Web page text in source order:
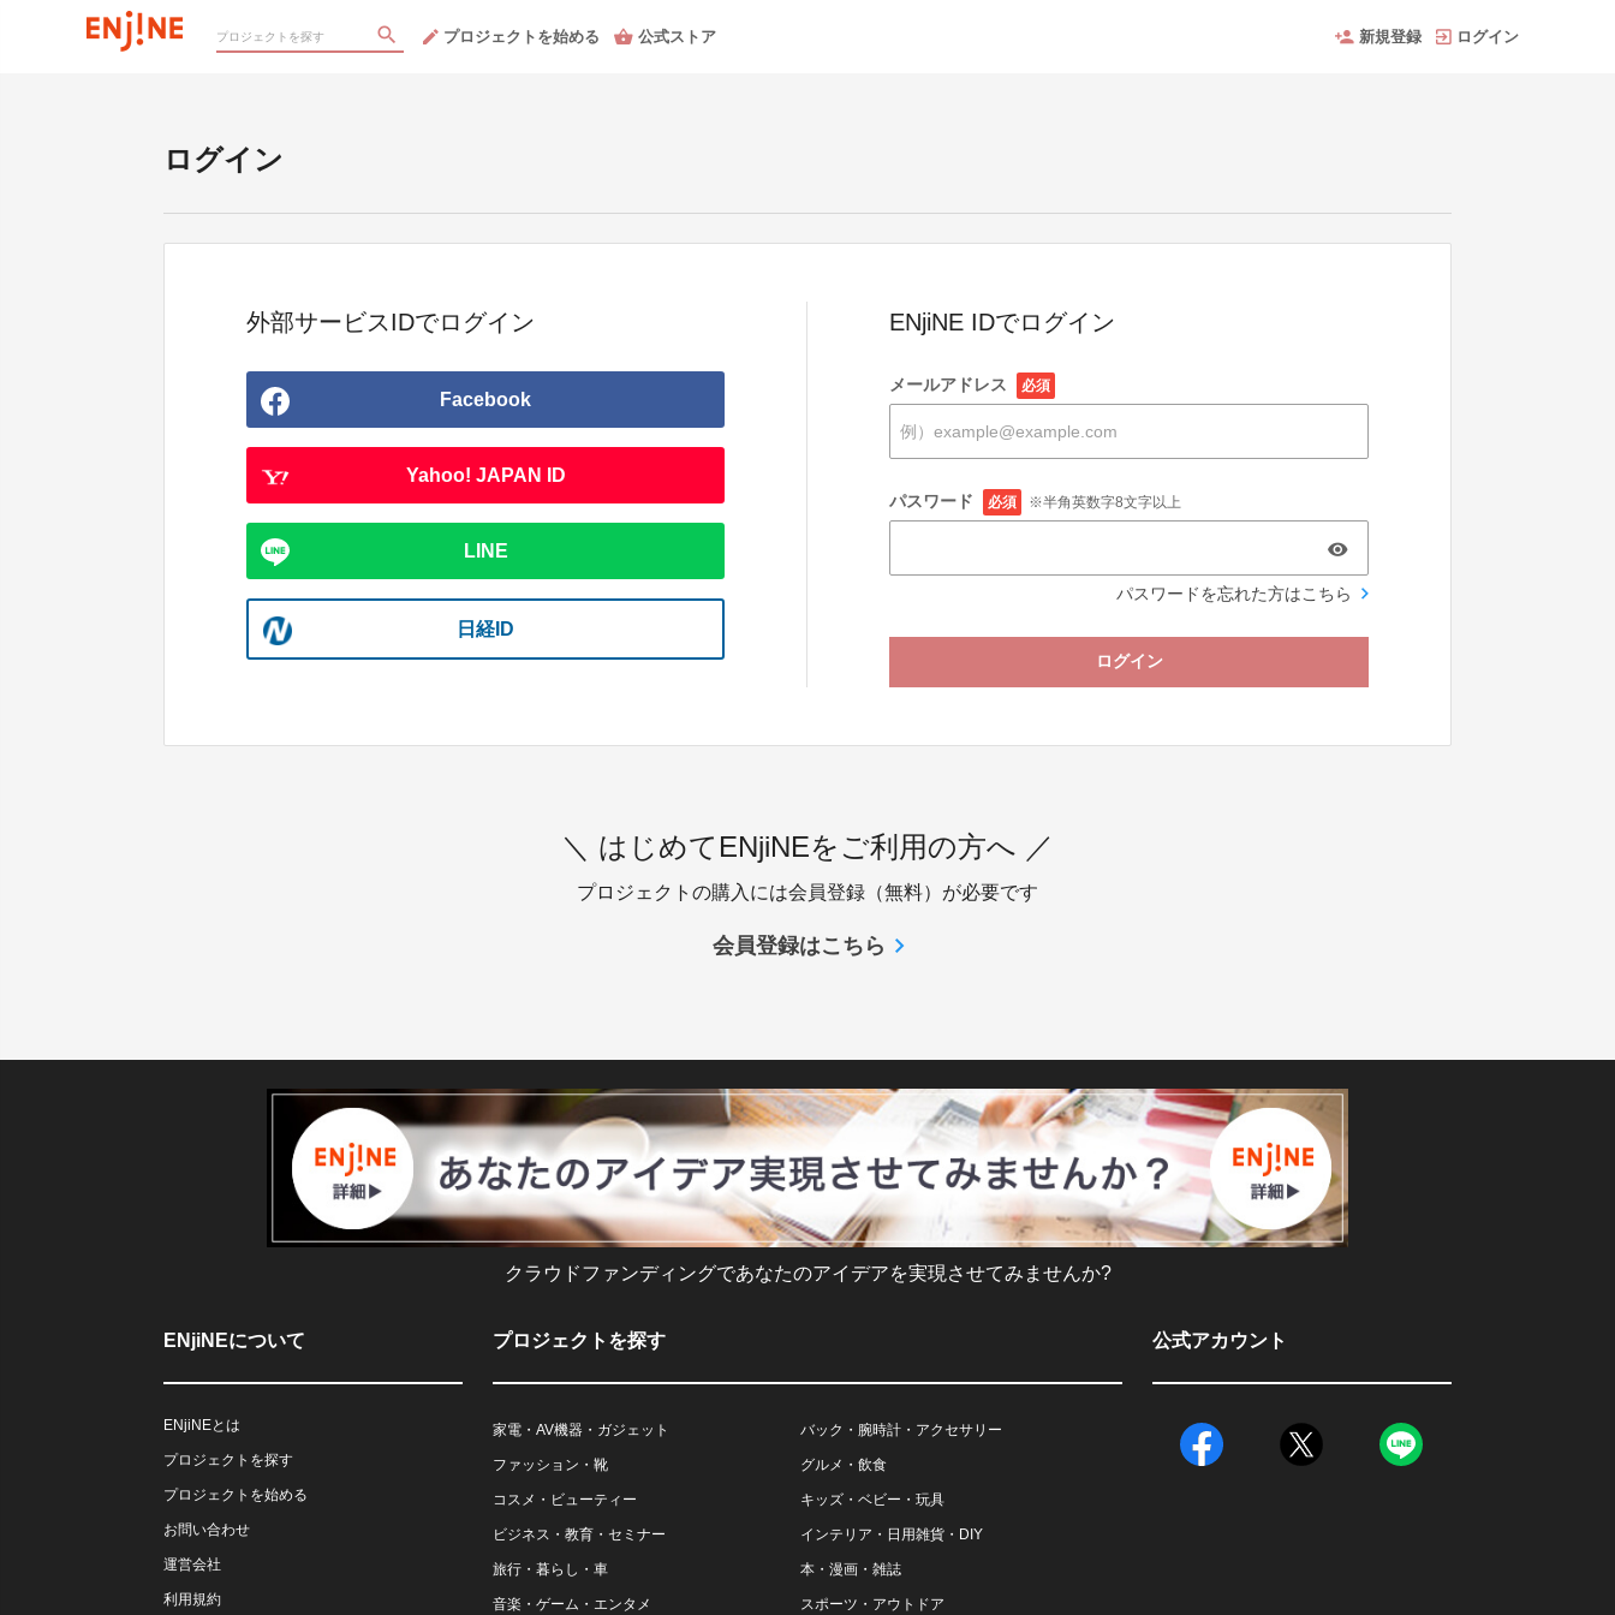
プロジェクトを始める 公式ストア 新規登録 ログイン
ログイン
外部サービスIDでログイン
Facebook
Yahoo! JAPAN ID
LINE
日経ID
ENjiNE IDでログイン
メールアドレス 必須
パスワード 必須 ※半角英数字8文字以上
パスワードを忘れた方はこちら
ログイン
＼ はじめてENjiNEをご利用の方へ ／
プロジェクトの購入には会員登録（無料）が必要です
会員登録はこちら
クラウドファンディングであなたのアイデアを実現させてみませんか?
ENjiNEについて
ENjiNEとは
プロジェクトを探す
プロジェクトを始める
お問い合わせ
運営会社
利用規約
プロジェクトを探す
家電・AV機器・ガジェット バック・腕時計・アクセサリー
ファッション・靴 グルメ・飲食
コスメ・ビューティー キッズ・ベビー・玩具
ビジネス・教育・セミナー インテリア・日用雑貨・DIY
旅行・暮らし・車 本・漫画・雑誌
音楽・ゲーム・エンタメ スポーツ・アウトドア
公式アカウント